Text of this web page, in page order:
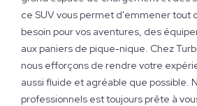
ce SUV vous permet d'emmener tout
besoin pour vos aventures, des
aux paniers de pique-nique. Chez
nous efforçons de rendre votre
aussi fluide et agréable que possible.
professionnels est toujours prête à